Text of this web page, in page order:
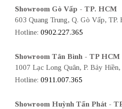
Showroom Gò Vấp - TP. HCM
603 Quang Trung, Q. Gò Vấp, TP.
Hotline: 0902.227.365
Showroom Tân Bình - TP HCM
1007 Lạc Long Quân, P. Bảy
Hotline: 0911.007.365
Showroom Huỳnh Tấn Phát -